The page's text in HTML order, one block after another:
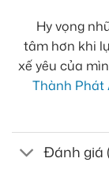
Hy vọng
tâm hơn khi
xế yêu của
Thành Phát
Đánh giá